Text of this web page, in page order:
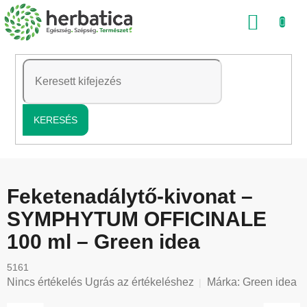
Ugrás
a
tartalomhoz
KERESÉS
Feketenadálytő-kivonat –
SYMPHYTUM OFFICINALE
100 ml – Green idea
5161
A
Nincs értékelés Ugrás az értékeléshez Márka: Green idea